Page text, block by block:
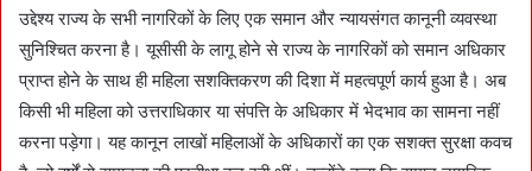
उद्देश्य राज्य के सभी नागरिकों के लिए एक समान और न्यायसंगत कानूनी व्यवस्था
सुनिश्चित करना है। यूसीसी के लागू होने से राज्य के नागरिकों को समान अधिकार
प्राप्त होने के साथ ही महिला सशक्तिकरण की दिशा में महत्वपूर्ण कार्य हुआ है। अब
किसी भी महिला को उत्तराधिकार या संपत्ति के अधिकार में भेदभाव का सामना नहीं
करना पड़ेगा। यह कानून लाखों महिलाओं के अधिकारों का एक सशक्त सुरक्षा कवच